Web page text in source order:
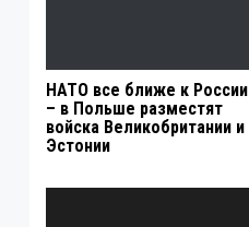
НАТО все ближе к России
– в Польше разместят
войска Великобритании и
Эстонии
Навигация